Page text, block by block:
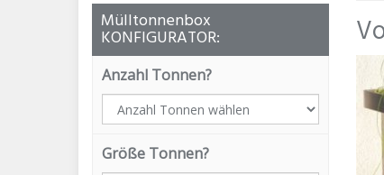
Mülltonnenbox
KONFIGURATOR:
Anzahl Tonnen?
Größe Tonnen?